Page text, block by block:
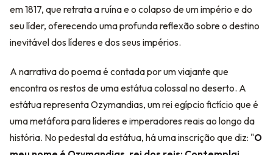
em 1817, que retrata a ruína e o colapso de um império e do
seu líder, oferecendo uma profunda reflexão sobre o destino
inevitável dos líderes e dos seus impérios.
A narrativa do poema é contada por um viajante que
encontra os restos de uma estátua colossal no deserto. A
estátua representa Ozymandias, um rei egípcio fictício que é
uma metáfora para líderes e imperadores reais ao longo da
história. No pedestal da estátua, há uma inscrição que diz: "O